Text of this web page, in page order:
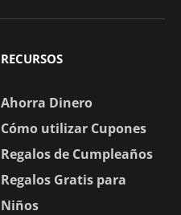
RECURSOS
Ahorra Dinero
Cómo utilizar Cupones
Regalos de Cumpleaños
Regalos Gratis para
Niños